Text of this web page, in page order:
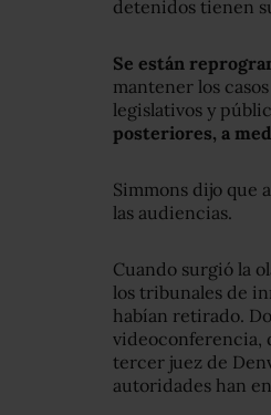
detenidos tienen
Se están
mantener los
legislativos y
posteriores, a
Simmons dijo que
las audiencias.
Cuando surgió la
los tribunales de
habían retirado.
videoconferencia,
tercer juez de
autoridades han